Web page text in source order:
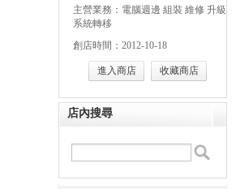
主營業務：電腦週邊 組裝 維修 升級
系統轉移
創店時間：2012-10-18
進入商店 收藏商店
店內搜尋